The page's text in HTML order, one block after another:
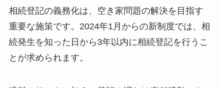
相続登記の義務化は、空き家問題の解決を目指す
重要な施策です。2024年1月からの新制度では、相
続発生を知った日から3年以内に相続登記を行うこ
とが求められます。